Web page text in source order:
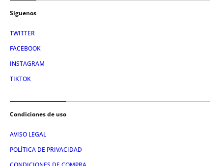
Síguenos
TWITTER
FACEBOOK
INSTAGRAM
TIKTOK
Condiciones de uso
AVISO LEGAL
POLÍTICA DE PRIVACIDAD